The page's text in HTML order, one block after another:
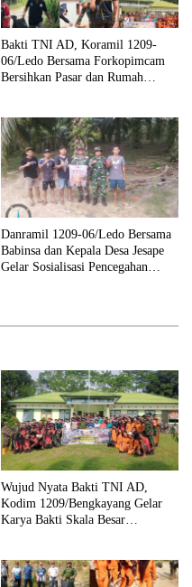
Bakti TNI AD, Koramil 1209-
06/Ledo Bersama Forkopimcam
Bersihkan Pasar dan Rumah
Danramil 1209-06/Ledo Bersama
Babinsa dan Kepala Desa Jesape
Gelar Sosialisasi Pencegahan
Wujud Nyata Bakti TNI AD,
Kodim 1209/Bengkayang Gelar
Karya Bakti Skala Besar